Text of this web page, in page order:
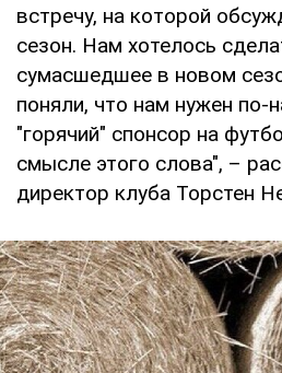
встречу, на которой
сезон. Нам хотелось
сумасшедшее в новом
поняли, что нам нужен по-
"горячий" спонсор на
смысле этого слова", –
директор клуба Торстен